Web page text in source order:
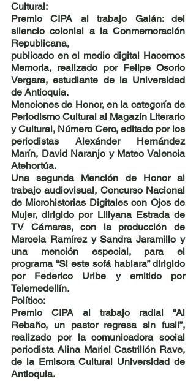
Cultural:
Premio CIPA al trabajo Galán: del
silencio colonial a la Conmemoración
Republicana,
publicado en el medio digital Hacemos
Memoria, realizado por Felipe Osorio
Vergara, estudiante de la Universidad
de Antioquia.
Menciones de Honor, en la categoría de
Periodismo Cultural al Magazín Literario
y Cultural, Número Cero, editado por los
periodistas Alexánder Hernández
Marín, David Naranjo y Mateo Valencia
Atehortúa.
Una segunda Mención de Honor al
trabajo audiovisual, Concurso Nacional
de Microhistorias Digitales con Ojos de
Mujer, dirigido por Lillyana Estrada de
TV Cámaras, con la producción de
Marcela Ramírez y Sandra Jaramillo y
una mención especial, para el
programa “Si este sofá hablara” dirigido
por Federico Uribe y emitido por
Telemedellín.
Político:
Premio CIPA al trabajo radial “Al
Rebaño, un pastor regresa sin fusil”,
realizado por la comunicadora social
periodista Alina Mariel Castrillón Rave,
de la Emisora Cultural Universidad de
Antioquia.